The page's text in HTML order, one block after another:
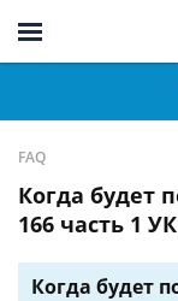
FAQ
Когда будет
166 часть 1
Когда будет